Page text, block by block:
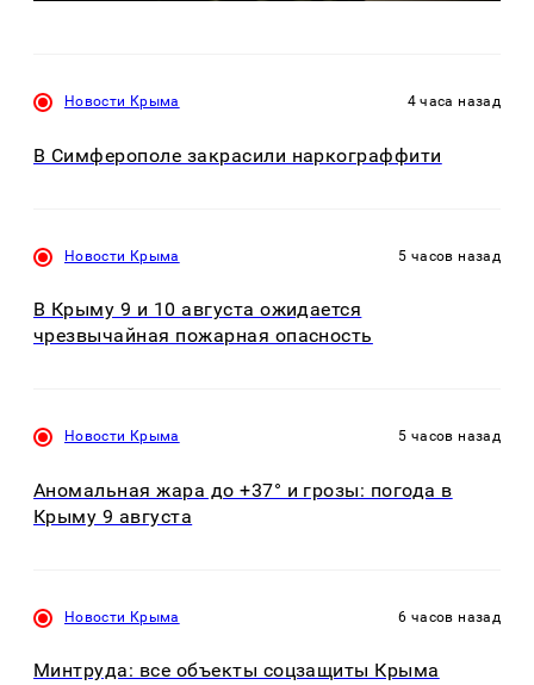
Новости Крыма 4 часа назад
В Симферополе закрасили наркограффити
Новости Крыма 5 часов назад
В Крыму 9 и 10 августа ожидается
чрезвычайная пожарная опасность
Новости Крыма 5 часов назад
Аномальная жара до +37° и грозы: погода в
Крыму 9 августа
Новости Крыма 6 часов назад
Минтруда: все объекты соцзащиты Крыма